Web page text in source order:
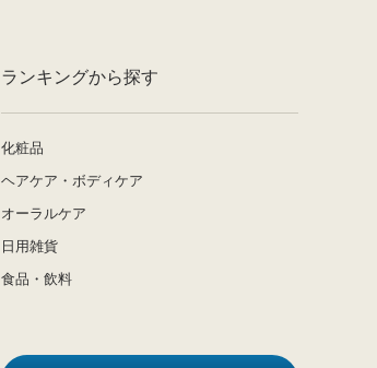
ランキングから探す
化粧品
ヘアケア・ボディケア
オーラルケア
日用雑貨
食品・飲料